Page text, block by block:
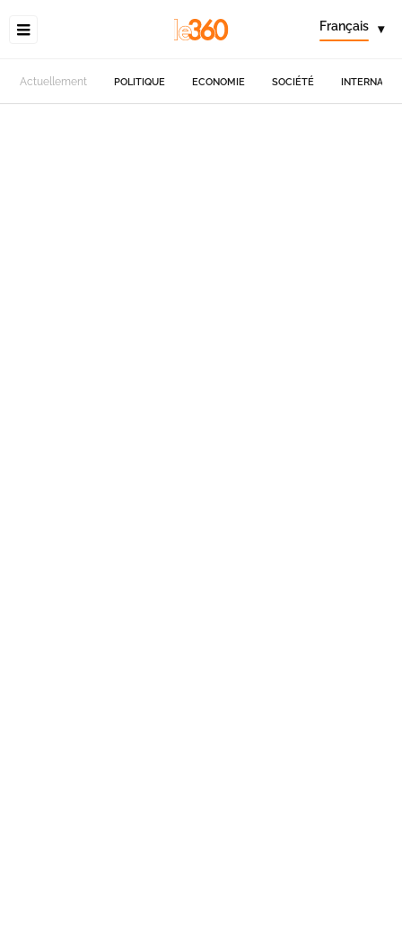
Français ▾
Actuellement POLITIQUE ECONOMIE SOCIÉTÉ